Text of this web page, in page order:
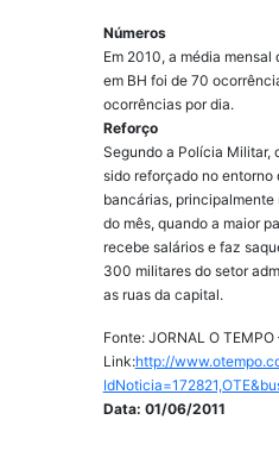
Números
Em 2010, a média
em BH foi de 70
ocorrências por dia.
Reforço
Segundo a Polícia Militar,
sido reforçado no entorno
bancárias, principalmente
do mês, quando a maior
recebe salários e faz
300 militares do setor
as ruas da capital.
Fonte: JORNAL O TEMPO
Link:http://
Data: 01/06/2011